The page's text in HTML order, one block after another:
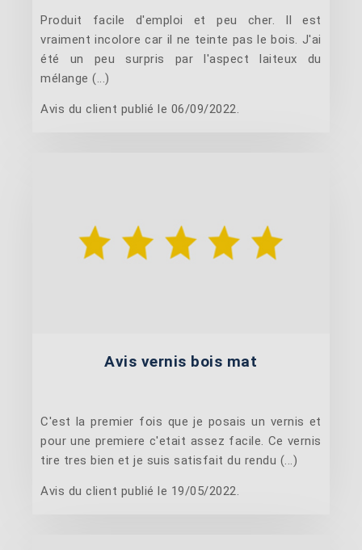
Produit facile d'emploi et peu cher. Il est
vraiment incolore car il ne teinte pas le bois. J'ai
été un peu surpris par l'aspect laiteux du
mélange (...)
Avis du client publié le 06/09/2022.
Avis vernis bois mat
C'est la premier fois que je posais un vernis et
pour une premiere c'etait assez facile. Ce vernis
tire tres bien et je suis satisfait du rendu (...)
Avis du client publié le 19/05/2022.